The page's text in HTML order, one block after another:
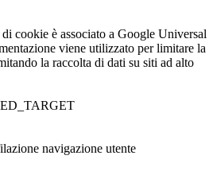
cookie è associato a Google Universal
viene utilizzato per limitare la
la raccolta di dati su siti ad alto
navigazione utente